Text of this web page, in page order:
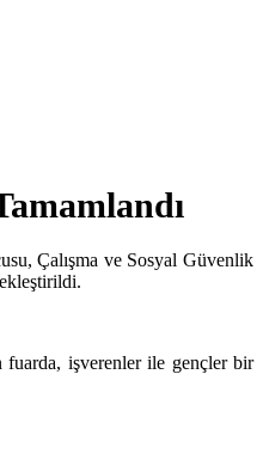
Çalışma ve Sosyal Güvenlik
fuarda, işverenler ile gençler bir